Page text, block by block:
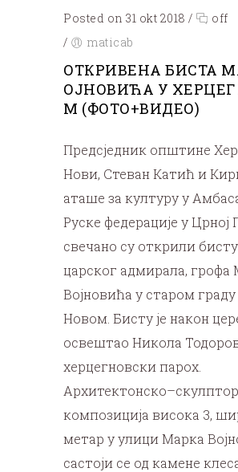
Posted on 31 okt 2018 /
off
/
maticab
ОТКРИВЕНА БИСТА
ОЈНОВИЋА У
М (ФОТО+ВИДЕО)
Предсједник општине
Нови, Стеван Катић и
аташе за културу у
Руске федерације у Црној
свечано су открили
царског адмирала, грофа
Војновића у старом
Новом. Бисту је након
освештао Никола
херцегновски парох.
композиција висока 3,
метар у улици Марка
састоји се од камене